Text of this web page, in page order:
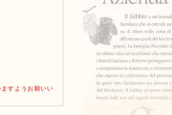
すようお願いい